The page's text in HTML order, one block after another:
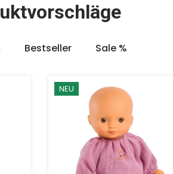
Bestseller Sale %
NEU